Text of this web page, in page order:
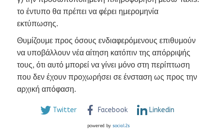
το έντυπο θα πρέπει να φέρει ημερομηνία
εκτύπωσης.
Θυμίζουμε προς όσους ενδιαφερόμενους επιθυμούν
να υποβάλλουν νέα αίτηση κατόπιν της απόρριψής
τους, ότι αυτό μπορεί να γίνει μόνο στη περίπτωση
που δεν έχουν προχωρήσει σε ένσταση ως προς την
αρχική απόφαση.
Twitter Facebook Linkedin
powered by social2s